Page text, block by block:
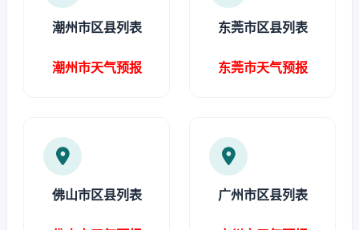
潮州市区县列表
潮州市天气预报
东莞市区县列表
东莞市天气预报
佛山市区县列表 广州市区县列表